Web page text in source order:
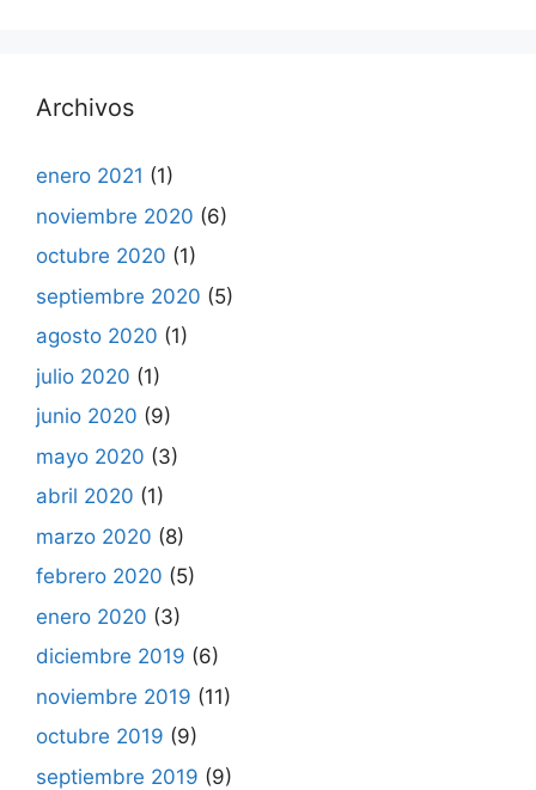
Archivos
enero 2021 (1)
noviembre 2020 (6)
octubre 2020 (1)
septiembre 2020 (5)
agosto 2020 (1)
julio 2020 (1)
junio 2020 (9)
mayo 2020 (3)
abril 2020 (1)
marzo 2020 (8)
febrero 2020 (5)
enero 2020 (3)
diciembre 2019 (6)
noviembre 2019 (11)
octubre 2019 (9)
septiembre 2019 (9)